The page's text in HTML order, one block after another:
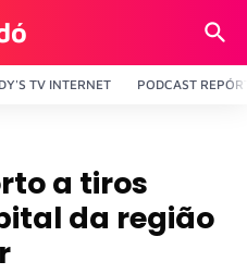
TV INTERNET PODCAST
a tiros
da região